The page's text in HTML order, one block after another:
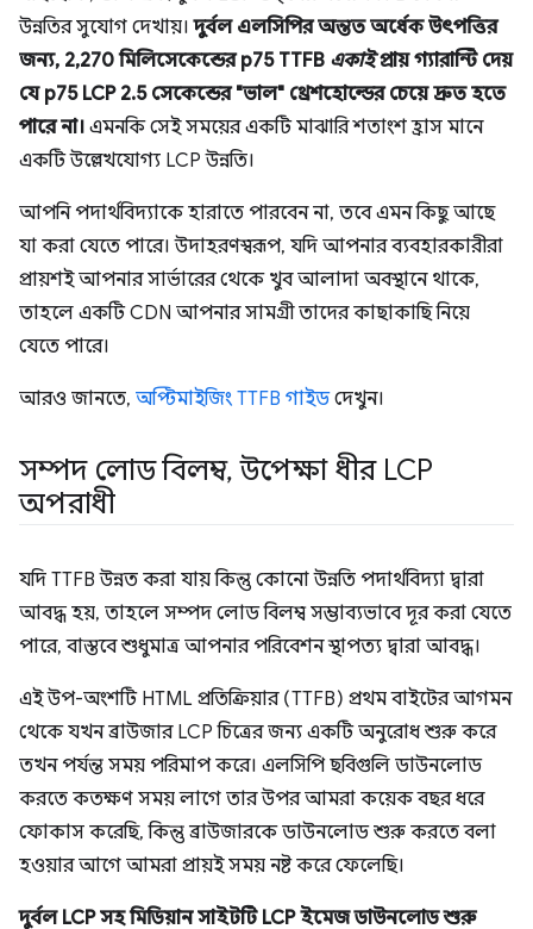
উন্নতির সুযোগ দেখায়।দুর্বল এলসিপির অন্তত অর্ধেক উৎপত্তির
জন্য, 2,270 মিলিসেকেন্ডের p75 TTFB একাইপ্রায় গ্যারান্টি দেয়
যে p75 LCP 2.5 সেকেন্ডের "ভাল" থ্রেশহোল্ডের চেয়ে দ্রুত হতে
পারে না। এমনকি সেই সময়ের একটি মাঝারি শতাংশ হ্রাস মানে
একটি উল্লেখযোগ্য LCP উন্নতি।
আপনি পদার্থবিদ্যাকে হারাতে পারবেন না, তবে এমন কিছু আছে
যা করা যেতে পারে। উদাহরণস্বরূপ, যদি আপনার ব্যবহারকারীরা
প্রায়শই আপনার সার্ভারের থেকে খুব আলাদা অবস্থানে থাকে,
তাহলে একটি CDN আপনার সামগ্রী তাদের কাছাকাছি নিয়ে
যেতে পারে।
আরও জানতে, অপ্টিমাইজিং TTFB গাইডদেখুন।
সম্পদ লোড বিলম্ব, উপেক্ষা ধীর LCP
অপরাধী
যদি TTFB উন্নত করা যায় কিন্তু কোনো উন্নতি পদার্থবিদ্যা দ্বারা
আবদ্ধ হয়, তাহলে সম্পদ লোড বিলম্ব সম্ভাব্যভাবে দূর করা যেতে
পারে, বাস্তবে শুধুমাত্র আপনার পরিবেশন স্থাপত্য দ্বারা আবদ্ধ।
এই উপ-অংশটি HTML প্রতিক্রিয়ার (TTFB) প্রথম বাইটের আগমন
থেকে যখন ব্রাউজার LCP চিত্রের জন্য একটি অনুরোধ শুরু করে
তখন পর্যন্ত সময় পরিমাপ করে। এলসিপি ছবিগুলি ডাউনলোড
করতে কতক্ষণ সময় লাগে তার উপর আমরা কয়েক বছর ধরে
ফোকাস করেছি, কিন্তু ব্রাউজারকে ডাউনলোড শুরু করতে বলা
হওয়ার আগে আমরা প্রায়ই সময় নষ্ট করে ফেলেছি।
দুর্বল LCP সহ মিডিয়ান সাইটটি LCP ইমেজ ডাউনলোড শুরু